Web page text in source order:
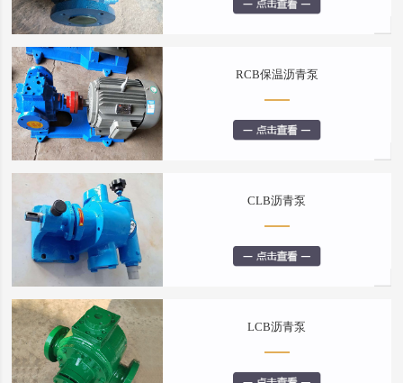
RCB保温沥青泵
CLB沥青泵
LCB沥青泵